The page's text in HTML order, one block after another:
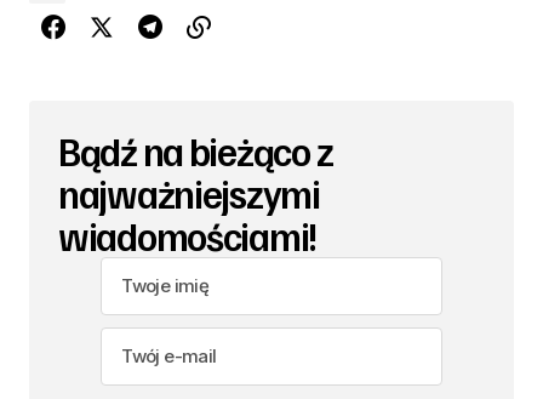
Bądź na bieżąco z
najważniejszymi
wiadomościami!